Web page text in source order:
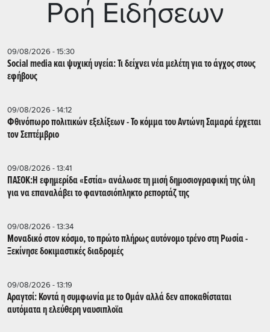
Ρoή Ειδήσεων
09/08/2026 - 15:30
Social media και ψυχική υγεία: Τι δείχνει νέα μελέτη για το άγχος στους
εφήβους
09/08/2026 - 14:12
Φθινόπωρο πολιτικών εξελίξεων - Το κόμμα του Αντώνη Σαμαρά έρχεται
τον Σεπτέμβριο
09/08/2026 - 13:41
ΠΑΣΟΚ:Η εφημερίδα «Εστία» ανάλωσε τη μισή δημοσιογραφική της ύλη
για να επαναλάβει το φαντασιόπληκτο ρεπορτάζ της
09/08/2026 - 13:34
Μοναδικό στον κόσμο, το πρώτο πλήρως αυτόνομο τρένο στη Ρωσία -
Ξεκίνησε δοκιμαστικές διαδρομές
09/08/2026 - 13:19
Αραγτσί: Κοντά η συμφωνία με το Ομάν αλλά δεν αποκαθίσταται
αυτόματα η ελεύθερη ναυσιπλοϊα